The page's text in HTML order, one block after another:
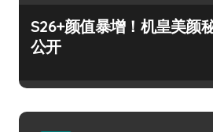
S26+颜值暴增！机皇美颜
公开